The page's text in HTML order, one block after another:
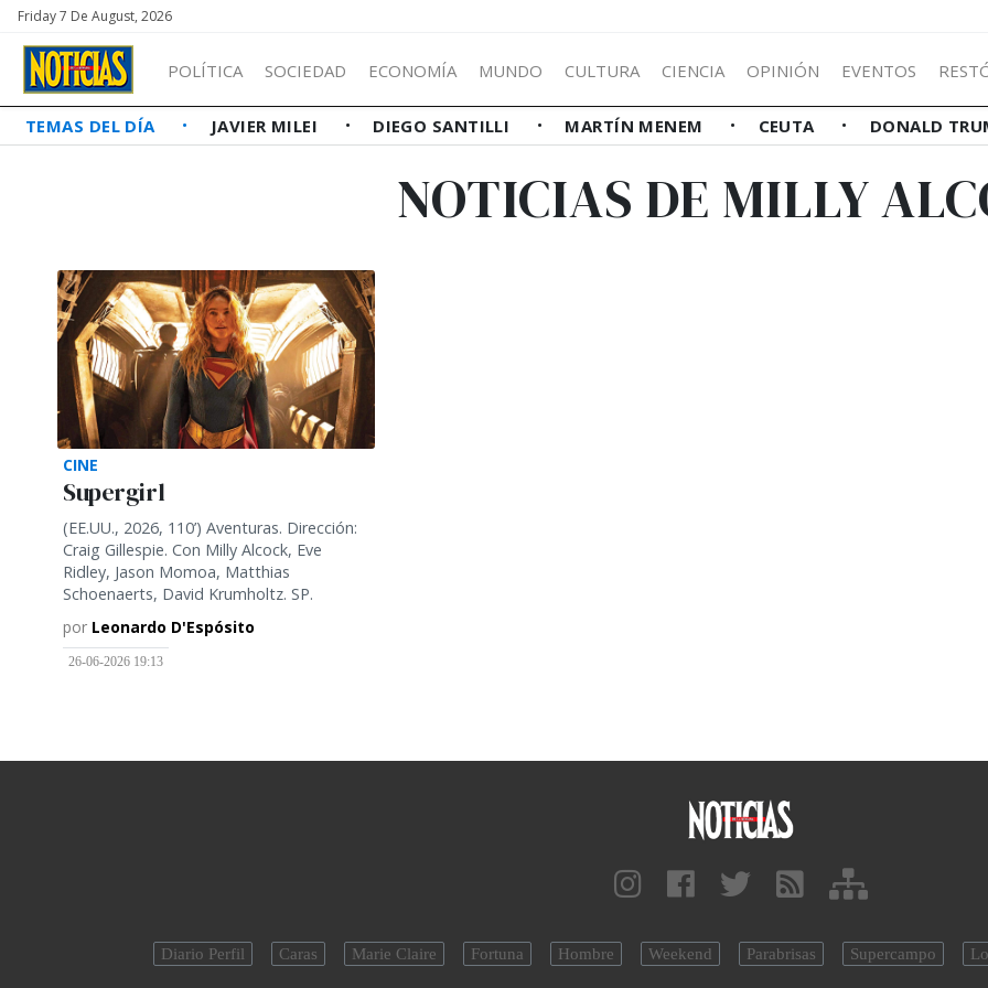
Friday 7 De August, 2026
POLÍTICA SOCIEDAD ECONOMÍA MUNDO CULTURA CIENCIA OPINIÓN EVENTOS
TEMAS DEL DÍA JAVIER MILEI DIEGO SANTILLI MARTÍN MENEM CEUTA DONALD
NOTICIAS DE MILLY
CINE
Supergirl
(EE.UU., 2026, 110’) Aventuras. Dirección:
Craig Gillespie. Con Milly Alcock, Eve
Ridley, Jason Momoa, Matthias
Schoenaerts, David Krumholtz. SP.
por Leonardo D'Espósito
26-06-2026 19:13
Diario Perfil Caras Marie Claire Fortuna Hombre Weekend Parabrisas Supercampo